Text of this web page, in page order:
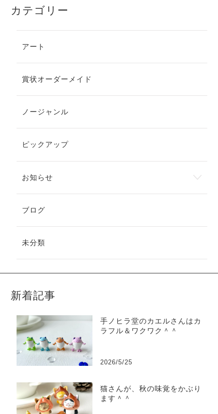
カテゴリー
アート
賞状オーダーメイド
ノージャンル
ピックアップ
お知らせ
ブログ
未分類
新着記事
手ノヒラ堂のカエルさんはカ
ラフル＆ワクワク＾＾
2026/5/25
猫さんが、秋の味覚をかぶり
ます＾＾